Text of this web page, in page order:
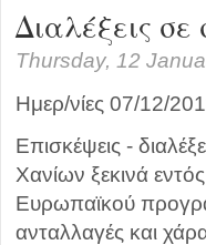
Διαλέξεις
Thursday, 12
Ημερ/νίες 07/12/
Επισκέψεις -
Χανίων ξεκινά
Ευρωπαϊκού
ανταλλαγές και